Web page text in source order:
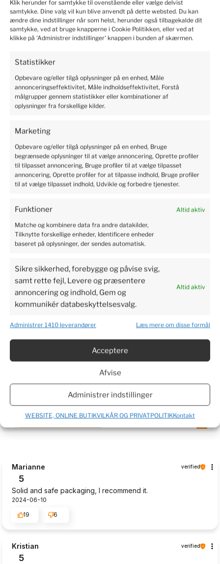
Klik herunder for samtykke til ovenstående eller vælge delvist
samtykke. Dine valg vil kun blive anvendt på dette websted. Du kan
ændre dine indstillinger når som helst, herunder også tilbagekalde dit
samtykke, ved at bruge knapperne i Cookie Politikken, eller ved at
klikke på 'Administrer indstillinger' knappen i bunden af skærmen.
Statistikker
Opbevare og/eller tilgå oplysninger på en enhed, Måle
annonceringseffektivitet, Måle indholdseffektivitet, Forstå
målgrupper gennem statistikker eller kombinationer af
oplysninger fra forskellige kilder.
Marketing
Opbevare og/eller tilgå oplysninger på en enhed, Bruge
begrænsede oplysninger til at vælge annoncering, Oprette profiler
til tilpasset annoncering, Bruge profiler til at vælge tilpasset
annoncering, Oprette profiler for at tilpasse indhold, Bruge profiler
til at vælge tilpasset indhold, Udvikle og forbedre tjenester.
Funktioner Altid aktiv
Matche og kombinere data fra andre datakilder,
Tilknytte forskellige enheder, Identificere enheder
baseret på oplysninger, der sendes automatisk.
Sikre sikkerhed, forebygge og påvise svig,
samt rette fejl, Levere og præsentere
annoncering og indhold, Gem og
kommunikér databeskyttelsesvalg.
Altid aktiv
Administrer 1410 leverandører Læs mere om disse formål
Acceptere
Afvise
Administrer indstillinger
WEBSITE, ONLINE BUTIKVILKÅR OG PRIVATPOLITIKKontakt
Websted
Forrige
indlæg
FORRIGE
ALLE HAR HØRT OM VITAMIN C, MEN GØR ALLE
KENDER DENS EGENSKABER?
indlæg
ER DET VÆRD AT SLÅ JORDBÆRBLADENE
EFTERFRUGTSÆTNING
4.9
from all time
4
1
Customers reviews
Marianne verified
5
Solid and safe packaging, I recommend it.
2024-06-10
19
6
Kristian verified
5